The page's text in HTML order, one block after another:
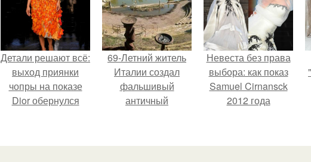
Детали решают всё:
выход приянки
чопры на показе
Dior обернулся
пошива.
69-Летний житель
Италии создал
фальшивый
античный
успешно выдавал
Невеста без права
выбора: как показ
Samuel Cirnansck
2012 года
принуждения.